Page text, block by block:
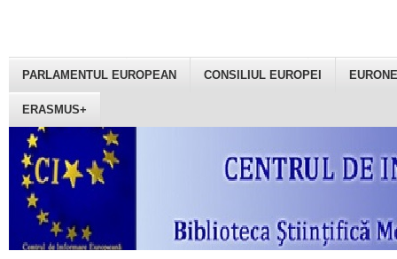
PARLAMENTUL EUROPEAN CONSILIUL EUROPEI
ERASMUS+